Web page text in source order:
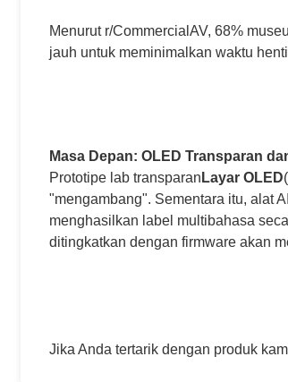
Menurut r/CommercialAV, 68%
jauh untuk meminimalkan waktu
Masa Depan: OLED Transparan
Prototipe lab transparan Layar OLED
"mengambang". Sementara itu, alat
menghasilkan label multibahasa
ditingkatkan dengan firmware akan
Jika Anda tertarik dengan produk